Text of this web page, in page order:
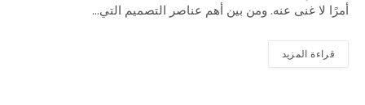
أمرًا لا غنى عنه. ومن بين أهم عناصر التصميم التي…
قراءة المزيد